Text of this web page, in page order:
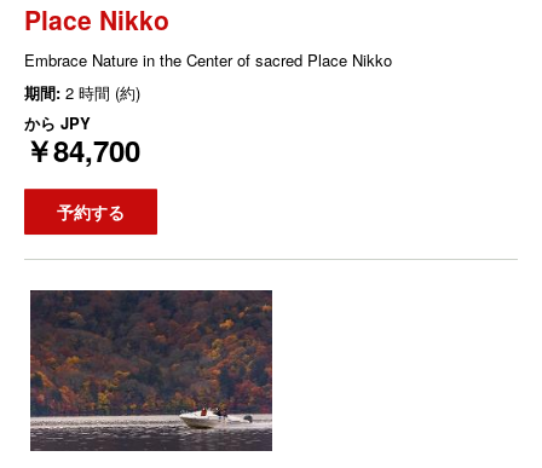
Place Nikko
Embrace Nature in the Center of sacred Place Nikko
期間: 2 時間 (約)
から JPY
￥84,700
予約する